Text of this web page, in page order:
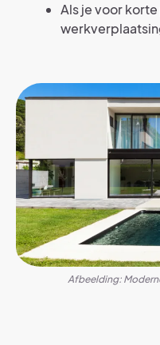
Als je voor
Afbeelding: